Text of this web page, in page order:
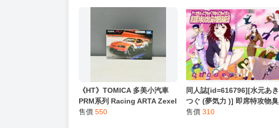
ンライス )] 転生したらタピオ
カ屋だった件 (蒼翼默示錄)
售價 345
同人誌[id=588433][plan/熊野
プラン (Sleeplan )] ゆるキャ
ンはイイよぅ (搖曳露營△)
售價 360